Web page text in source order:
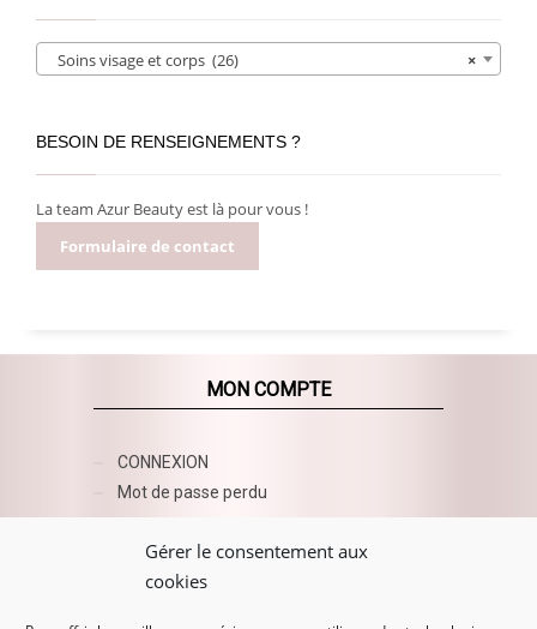
Gérer le consentement aux
cookies
×
Soins visage et corps (26)
BESOIN DE RENSEIGNEMENTS ?
La team Azur Beauty est là pour vous !
Formulaire de contact
MON COMPTE
CONNEXION
Mot de passe perdu
AZUR BEAUTY ESHOP